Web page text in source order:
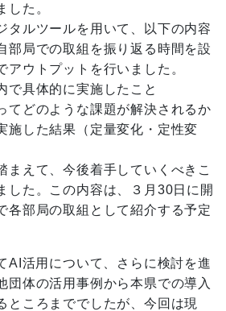
した。
ルツールを用いて、以下の内容
部局での取組を振り返る時間を設
アウトプットを行いました。
具体的に実施したこと
どのような課題が解決されるか
した結果（定量変化・定性変
えて、今後着手していくべきこ
した。この内容は、３月30日に開
各部局の取組として紹介する予定
活用について、さらに検討を進
団体の活用事例から本県での導入
ところまででしたが、今回は現